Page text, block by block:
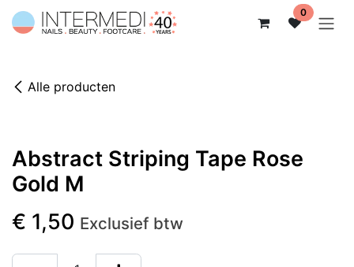
Overslaan naar inhoud 0
Alle producten
Abstract Striping Tape Rose
Gold M
€ 1,50 Exclusief btw